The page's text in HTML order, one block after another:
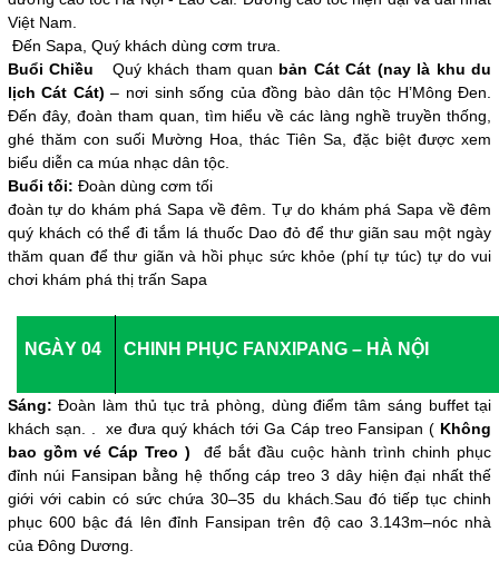
Việt Nam.
Đến Sapa, Quý khách dùng cơm trưa.
Buổi Chiều Quý khách tham quan bản Cát Cát (nay là khu du
lịch Cát Cát)– nơi sinh sống của đồng bào dân tộc H’Mông Đen.
Đến đây, đoàn tham quan, tìm hiểu về các làng nghề truyền thống,
ghé thăm con suối Mường Hoa, thác Tiên Sa, đặc biệt được xem
biểu diễn ca múa nhạc dân tộc.
Buổi tối: Đoàn dùng cơm tối
đoàn tự do khám phá Sapa về đêm.Tự do khám phá Sapa về đêm
quý khách có thể đi tắm lá thuốc Dao đỏ để thư giãn sau một ngày
thăm quan để thư giãn và hồi phục sức khỏe (phí tự túc) tự do vui
chơi khám phá thị trấn Sapa
NGÀY 04 CHINH PHỤC FANXIPANG – HÀ NỘI
Sáng:Đoàn làm thủ tục trả phòng, dùng điểm tâm sáng buffet tại
khách sạn. . xe đưa quý khách tới Ga Cáp treo Fansipan ( Không
bao gồm vé Cáp Treo ) để bắt đầu cuộc hành trình chinh phục
đỉnh núi Fansipan bằng hệ thống cáp treo 3 dây hiện đại nhất thế
giới với cabin có sức chứa 30–35 du khách.Sau đó tiếp tục chinh
phục 600 bậc đá lên đỉnh Fansipan trên độ cao 3.143m–nóc nhà
của Đông Dương.